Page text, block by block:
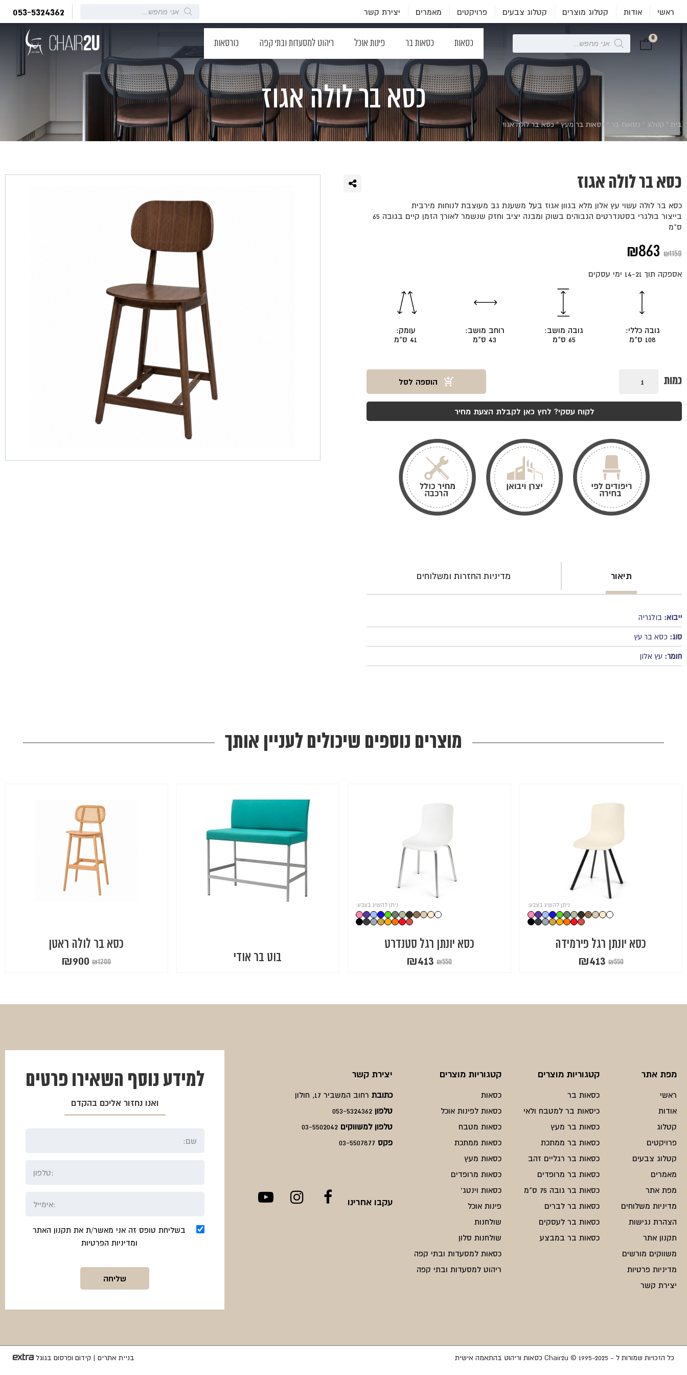
ראשי אודות קטלוג מוצרים קטלוג צבעים פרויקטים מאמרים יצירת קשר
Products
search
053-5324362
0
Products
search
כסאות כסאות בר פינות אוכל ריהוט למסעדות ובתי קפה כורסאות
כסא בר לולה אגוז
בית » קטלוג » כסאות בר » כסאות בר מעץ»כסא בר לולה אגוז
כסא בר לולה אגוז
כסא בר לולה עשוי עץ אלון מלא בגוון אגוז בעל משענת גב מעוצבת לנוחות מירבית
בייצור בולגרי בסטנדרטים הגבוהים בשוק ומבנה יציב וחזק שנשמר לאורך הזמן קיים בגובה 65
ס"מ
₪1150
המחיר
המקורי
היה:
₪1150.
₪863
הנוכחי
אספקה תוך 14-21 ימי עסקים
גובה כללי:
108 ס"מ
גובה מושב:
65 ס"מ
רוחב מושב:
43 ס"מ
עומק:
41 ס"מ
כמות
בר
אגוז
הוספה לסל
לקוח עסקי? לחץ כאן לקבלת הצעת מחיר
תיאור מדיניות החזרות ומשלוחים
ייבוא: בולגריה
סוג: כסא בר עץ
חומר: עץ אלון
מוצרים נוספים שיכולים לעניין אותך
ניתן להשיג בצבע:
כסא יונתן רגל פירמידה
₪550
המחיר
₪550.
₪413המחיר
₪413.
ניתן להשיג בצבע:
כסא יונתן רגל סטנדרט
₪550
המחיר
₪550.
₪413המחיר
₪413.
בוט בר אודי
כסא בר לולה ראטן
₪1200
המחיר
₪1200.
₪900המחיר
₪900.
מפת אתר
ראשי
אודות
קטלוג
פרויקטים
קטלוג צבעים
מאמרים
מפת אתר
מדיניות משלוחים
הצהרת נגישות
תקנון אתר
משווקים מורשים
מדיניות פרטיות
יצירת קשר
קטגוריות מוצרים
כסאות בר
כיסאות בר למטבח ולאי
כסאות בר מעץ
כסאות בר ממתכת
כסאות בר רגליים זהב
כסאות בר מרופדים
כסאות בר גובה 75 ס"מ
כסאות בר לברים
כסאות בר לעסקים
כסאות בר במבצע
קטגוריות מוצרים
כסאות
כסאות לפינות אוכל
כסאות מטבח
כסאות ממתכת
כסאות מעץ
כסאות מרופדים
כסאות וינטג'
פינות אוכל
שולחנות
שולחנות סלון
כסאות למסעדות ובתי קפה
ריהוט למסעדות ובתי קפה
יצירת קשר
כתובת רחוב המשביר 17, חולון
טלפון 053-5324362
טלפון למשווקים 03-5502042
פקס03-5507877
עקבו אחרינו
למידע נוסף השאירו פרטים
ואנו נחזור אליכם בהקדם
בשליחת טופס זה אני מאשר/ת את תקנון האתר
ומדיניות הפרטיות
כל הזכויות שמורות ל - Chair2u © 1995-2025 כסאות וריהוט בהתאמה אישית בניית אתרים | קידום ופרסום בגוגל